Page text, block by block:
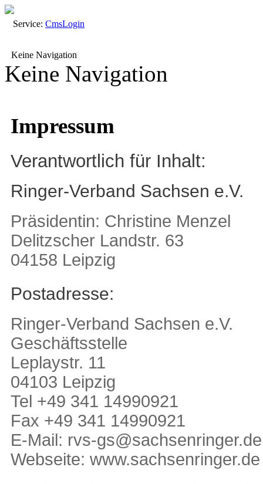
Keine Navigation
Service: CmsLogin
Keine Navigation
Impressum
Verantwortlich für Inhalt:
Ringer-Verband Sachsen e.V.
Präsidentin: Christine Menzel
Delitzscher Landstr. 63
04158 Leipzig
Postadresse:
Ringer-Verband Sachsen e.V.
Geschäftsstelle
Leplaystr. 11
04103 Leipzig
Tel +49 341 14990921
Fax +49 341 14990921
E-Mail:
ed.re
gnirn
eshca
s@sg-
svr
Webseite: www.sachsenringer.de